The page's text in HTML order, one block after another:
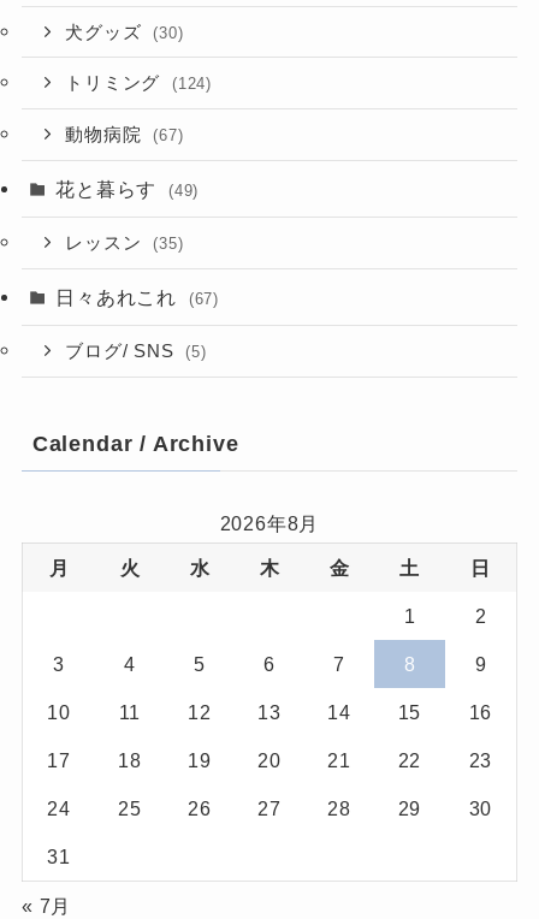
犬グッズ (30)
トリミング (124)
動物病院 (67)
花と暮らす (49)
レッスン (35)
日々あれこれ (67)
ブログ/ SNS (5)
Calendar / Archive
2026年8月
月 火 水 木 金 土 日
1 2
3 4 5 6 7 8 9
10 11 12 13 14 15 16
17 18 19 20 21 22 23
24 25 26 27 28 29 30
31
« 7月